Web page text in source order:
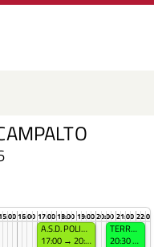
16:00 17:0018:00 19:0020:00 21:00 22:00
TERRAGLIO VOLLEY
20:30 → 22:30
A.S.D. POLISPORTIVA VIS
17:00 → 20:00